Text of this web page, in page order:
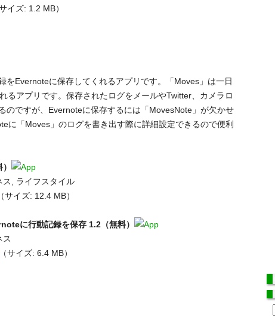
サイズ: 1.2 MB）
をEvernoteに保存してくれるアプリです。「Moves」は一日
るアプリです。保存されたログをメールやTwitter、カメラロ
のですが、Evernoteに保存するには「MovesNote」が欠かせ
に「Moves」のログを書き出す際に詳細設定できるので便利
ス, ライフスタイル
（サイズ: 12.4 MB）
に行動記録を保存 1.2（無料）
ス
（サイズ: 6.4 MB）